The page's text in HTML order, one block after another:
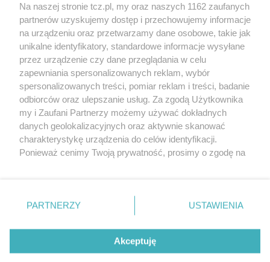
O FIRMIE POLITYKA PRYWATNOŚCI HOSTING
REKLAMA WSPÓŁPRACA RSS FACEBOOK KONTAKT
Nasze serwisy
Aktualności
Tcz24
Historia miasta
Muzyka i kultura
Archiwum wydarzeń
Zdjęcia miasta
Na naszej stronie tcz.pl, my oraz naszych 1162 zaufanych
partnerów uzyskujemy dostęp i przechowujemy informacje
na urządzeniu oraz przetwarzamy dane osobowe, takie jak
unikalne identyfikatory, standardowe informacje wysyłane
przez urządzenie czy dane przeglądania w celu
zapewniania spersonalizowanych reklam, wybór
spersonalizowanych treści, pomiar reklam i treści, badanie
odbiorców oraz ulepszanie usług. Za zgodą Użytkownika
my i Zaufani Partnerzy możemy używać dokładnych
danych geolokalizacyjnych oraz aktywnie skanować
charakterystykę urządzenia do celów identyfikacji.
Ponieważ cenimy Twoją prywatność, prosimy o zgodę na
znajdujący się w lewym dolnym rogu strony
. Niektóre
przetwarzaniu. Preferencje będą miały zastosowania tylko
PARTNERZY USTAWIENIA
Akceptuję